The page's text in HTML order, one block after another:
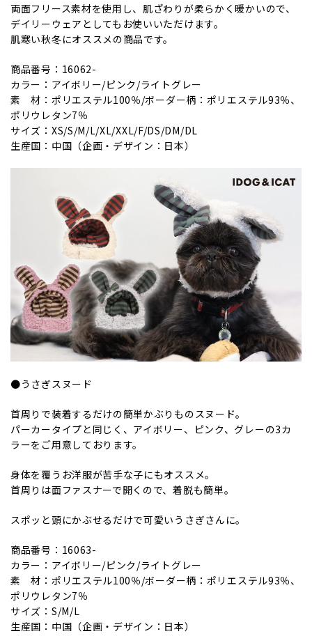
両面フリース素材を使用し、肌ざわりが柔らかく暖かいので、
デイリーウェアとしてもお使いいただけます。
肌寒い秋冬にオススメの商品です。
商品番号：16062-
カラー：アイボリー/ピンク/ライトグレー
素 材：ポリエステル100％/ボーダー柄：ポリエステル93％、
ポリウレタン7％
サイズ：XS/S/M/L/XL/XXL/F/DS/DM/DL
生産国：中国（企画・デザイン：日本）
●うさぎスヌード
首周りで装着するだけの簡単かぶりものスヌード。
パーカータイプと同じく、アイボリー、ピンク、グレーの3カ
ラーをご用意しております。
身体を覆うお洋服が苦手な子にもオススメ。
首周りは面ファスナーで開くので、着脱も簡単。
スポッと頭にかぶせるだけで可愛いうさぎさんに。
商品番号：16063-
カラー：アイボリー/ピンク/ライトグレー
素 材：ポリエステル100％/ボーダー柄：ポリエステル93％、
ポリウレタン7％
サイズ：S/M/L
生産国：中国（企画・デザイン：日本）